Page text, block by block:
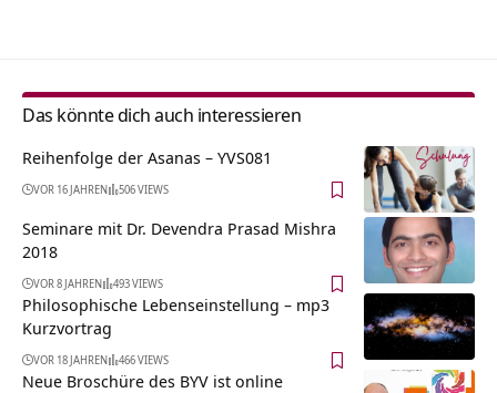
Das könnte dich auch interessieren
Reihenfolge der Asanas – YVS081
VOR 16 JAHREN 506 VIEWS
Seminare mit Dr. Devendra Prasad Mishra
2018
VOR 8 JAHREN 493 VIEWS
Philosophische Lebenseinstellung – mp3
Kurzvortrag
VOR 18 JAHREN 466 VIEWS
Neue Broschüre des BYV ist online